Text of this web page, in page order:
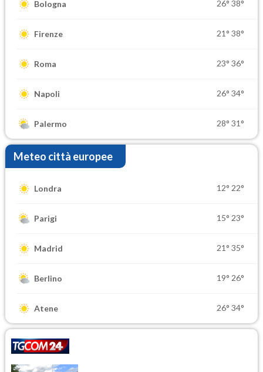
Bologna 26° 38°
Firenze 21° 38°
Roma 23° 36°
Napoli 26° 34°
Palermo 28° 31°
Meteo città europee
Londra 12° 22°
Parigi 15° 23°
Madrid 21° 35°
Berlino 19° 26°
Atene 26° 34°